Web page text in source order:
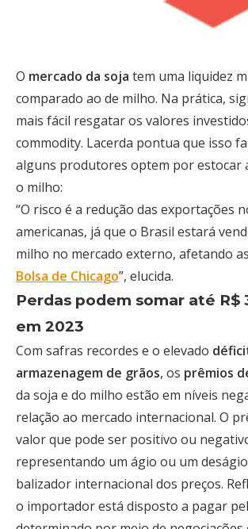
O mercado da soja tem uma liquidez
comparado ao de milho. Na prática,
mais fácil resgatar os valores
commodity. Lacerda pontua que isso
alguns produtores optem por estocar
o milho:
“O risco é a redução das exportações
americanas, já que o Brasil estará
milho no mercado externo, afetando
Bolsa de Chicago”, elucida.
Perdas podem somar até R$
em 2023
Com safras recordes e o elevado
armazenagem de grãos, os prêmios
da soja e do milho estão em níveis
relação ao mercado internacional. O
valor que pode ser positivo ou
representando um ágio ou um
balizador internacional dos preços.
o importador está disposto a pagar